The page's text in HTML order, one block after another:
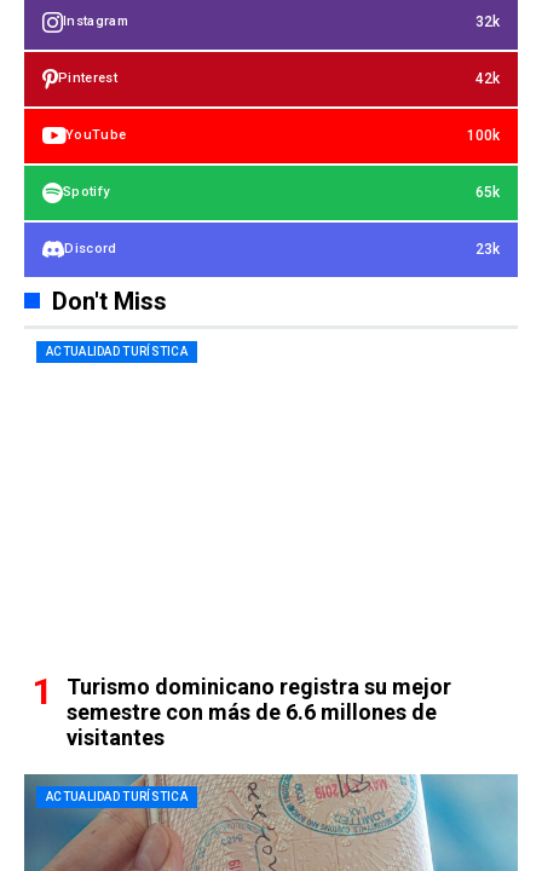
Instagram 32k
Pinterest 42k
YouTube 100k
Spotify 65k
Discord 23k
Don't Miss
ACTUALIDAD TURÍSTICA
Turismo dominicano registra su mejor
semestre con más de 6.6 millones de
visitantes
ACTUALIDAD TURÍSTICA